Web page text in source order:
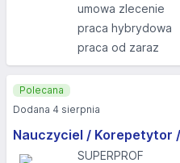
umowa zlecenie
praca hybrydowa
praca od zaraz
Nauczyciel / Korepetytor
SUPERPROF
Polecana
Dodana 4 sierpnia